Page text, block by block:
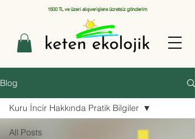
1500 TL ve üzeri alışverişlere ücretsiz gönderim
Blog
All Posts
Kuru İncir Hakkında Pratik Bilgiler